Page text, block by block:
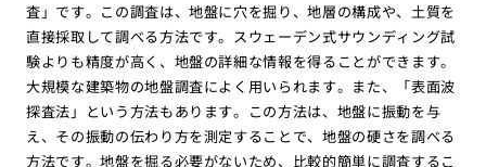
査」です。この調査は、地盤に穴を掘り、地層の構成や、土質を
直接採取して調べる方法です。スウェーデン式サウンディング試
験よりも精度が高く、地盤の詳細な情報を得ることができます。
大規模な建築物の地盤調査によく用いられます。また、「表面波
探査法」という方法もあります。この方法は、地盤に振動を与
え、その振動の伝わり方を測定することで、地盤の硬さを調べる
方法です。地盤を掘る必要がないため、比較的簡単に調査するこ